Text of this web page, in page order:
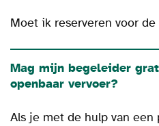
Moet ik reserveren voor
Mag mijn begeleider
openbaar vervoer?
Als je met de hulp van